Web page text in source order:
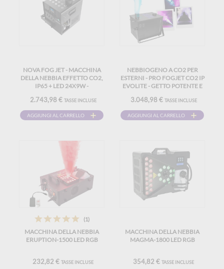
NOVA FOG JET - MACCHINA
DELLA NEBBIA EFFETTO CO2,
IP65 + LED 24X9W -
2.743,98 € TASSE INCLUSE
AGGIUNGI AL CARRELLO
NEBBIOGENO A CO2 PER
ESTERNI - PRO FOGJET CO2 IP
EVOLITE - GETTO POTENTE E
3.048,98 € TASSE INCLUSE
AGGIUNGI AL CARRELLO
(1)
MACCHINA DELLA NEBBIA
ERUPTION-1500 LED RGB
232,82 € TASSE INCLUSE
MACCHINA DELLA NEBBIA
MAGMA-1800 LED RGB
354,82 € TASSE INCLUSE